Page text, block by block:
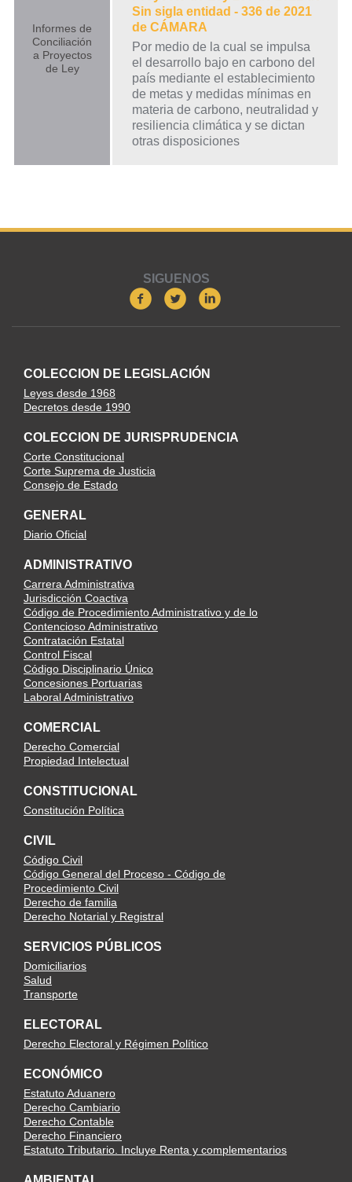
Informes de
Conciliación
a Proyectos
de Ley
Sin sigla entidad - 336 de 2021
de CÁMARA
Por medio de la cual se impulsa
el desarrollo bajo en carbono del
país mediante el establecimiento
de metas y medidas mínimas en
materia de carbono, neutralidad y
resiliencia climática y se dictan
otras disposiciones
SIGUENOS
COLECCION DE LEGISLACIÓN
Leyes desde 1968
Decretos desde 1990
COLECCION DE JURISPRUDENCIA
Corte Constitucional
Corte Suprema de Justicia
Consejo de Estado
GENERAL
Diario Oficial
ADMINISTRATIVO
Carrera Administrativa
Jurisdicción Coactiva
Código de Procedimiento Administrativo y de lo
Contencioso Administrativo
Contratación Estatal
Control Fiscal
Código Disciplinario Único
Concesiones Portuarias
Laboral Administrativo
COMERCIAL
Derecho Comercial
Propiedad Intelectual
CONSTITUCIONAL
Constitución Política
CIVIL
Código Civil
Código General del Proceso - Código de
Procedimiento Civil
Derecho de familia
Derecho Notarial y Registral
SERVICIOS PÚBLICOS
Domiciliarios
Salud
Transporte
ELECTORAL
Derecho Electoral y Régimen Político
ECONÓMICO
Estatuto Aduanero
Derecho Cambiario
Derecho Contable
Derecho Financiero
Estatuto Tributario. Incluye Renta y complementarios